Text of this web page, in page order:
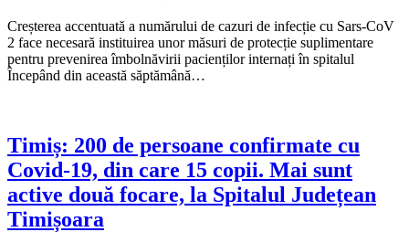
Creșterea accentuată a numărului de cazuri de infecție cu Sars-CoV
2 face necesară instituirea unor măsuri de protecție suplimentare
pentru prevenirea îmbolnăvirii pacienților internați în spitalul
Începând din această săptămână…
Timiș: 200 de persoane confirmate cu
Covid-19, din care 15 copii. Mai sunt
active două focare, la Spitalul Județean
Timișoara